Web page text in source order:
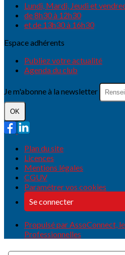
Lundi, Mardi, Jeudi et
de 8h30 à 12h30
et de 13h30 à 16h30
Espace adhérents
Publiez votre actualité
Agenda du club
Je m'abonne à la newsletter
OK
Plan du site
Licences
Mentions légales
CGUV
Paramétrer vos cookies
Se connecter
Propulsé par AssoConnect,
Professionnelles